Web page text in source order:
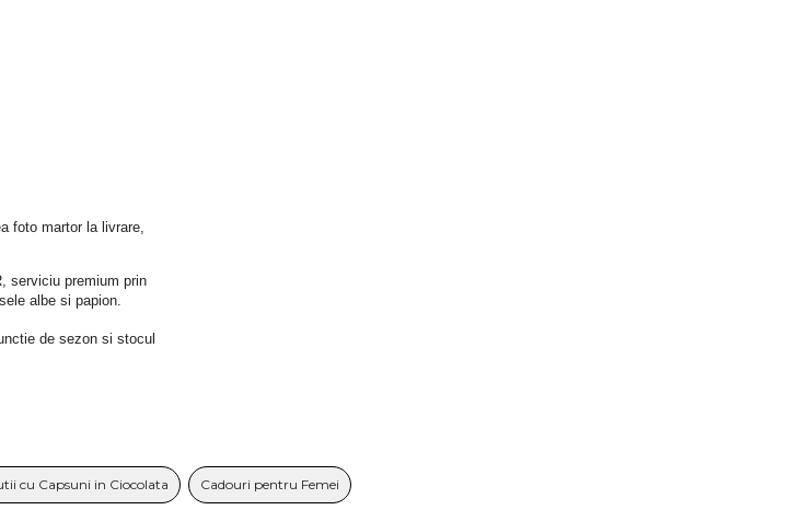
foto martor la livrare,
serviciu premium prin
albe si papion.
de sezon si stocul
cu Capsuni in Ciocolata Cadouri pentru Femei